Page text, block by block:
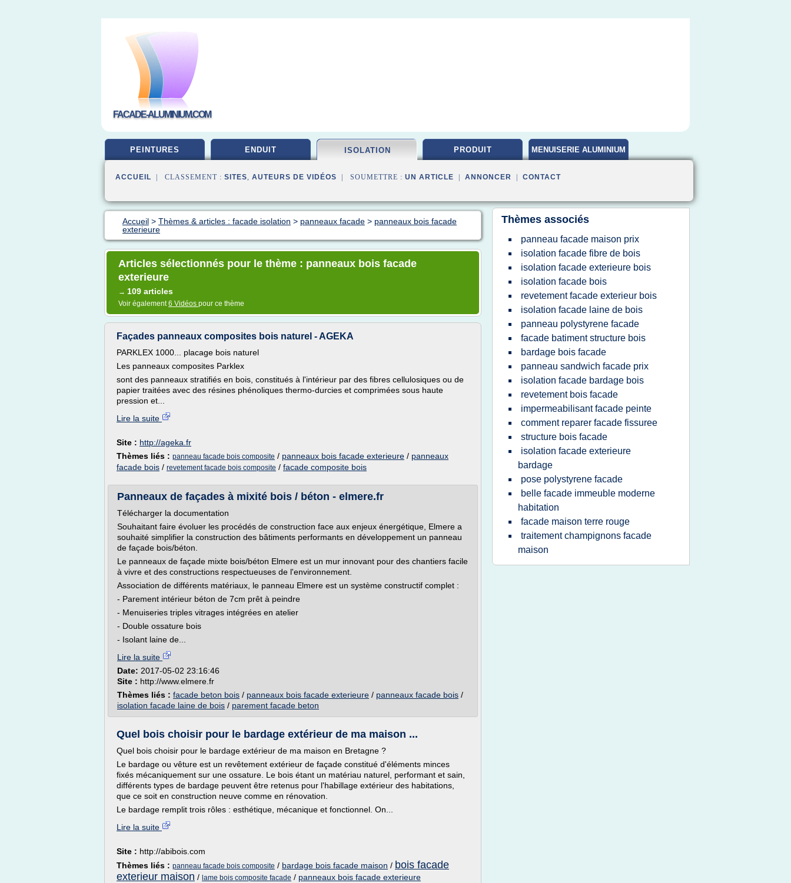
FACADE-ALUMINIUM.COM
PEINTURES ENDUIT ISOLATION PRODUIT MENUISERIE ALUMINIUM
ACCUEIL | CLASSEMENT : SITES, AUTEURS DE VIDÉOS | SOUMETTRE : UN ARTICLE ANNONCER CONTACT
Accueil > Thèmes & articles : facade isolation > panneaux facade > panneaux bois facade
exterieure
Articles sélectionnés pour le thème : panneaux bois facade
exterieure
→ 109 articles
Voir également6 Vidéos pour ce thème
Façades panneaux composites bois naturel - AGEKA
PARKLEX 1000... placage bois naturel
Les panneaux composites Parklex
sont des panneaux stratifiés en bois, constitués à l'intérieur par des fibres cellulosiques ou de
papier traitées avec des résines phénoliques thermo-durcies et comprimées sous haute
pression et...
Lire la suite
Site : http://ageka.fr
Thèmes liés : panneau facade bois composite / panneaux bois facade exterieure / panneaux
facade bois / revetement facade bois composite / facade composite bois
Panneaux de façades à mixité bois / béton - elmere.fr
Télécharger la documentation
Souhaitant faire évoluer les procédés de construction face aux enjeux énergétique, Elmere a
souhaité simplifier la construction des bâtiments performants en développement un panneau
de façade bois/béton.
Le panneaux de façade mixte bois/béton Elmere est un mur innovant pour des chantiers facile
à vivre et des constructions respectueuses de l'environnement.
Association de différents matériaux, le panneau Elmere est un système constructif complet :
- Parement intérieur béton de 7cm prêt à peindre
- Menuiseries triples vitrages intégrées en atelier
- Double ossature bois
- Isolant laine de...
Lire la suite
Date: 2017-05-02 23:16:46
Site : http://www.elmere.fr
Thèmes liés : facade beton bois / panneaux bois facade exterieure / panneaux facade bois /
isolation facade laine de bois / parement facade beton
Quel bois choisir pour le bardage extérieur de ma maison ...
Quel bois choisir pour le bardage extérieur de ma maison en Bretagne ?
Le bardage ou vêture est un revêtement extérieur de façade constitué d'éléments minces
fixés mécaniquement sur une ossature. Le bois étant un matériau naturel, performant et sain,
différents types de bardage peuvent être retenus pour l'habillage extérieur des habitations,
que ce soit en construction neuve comme en rénovation.
Le bardage remplit trois rôles : esthétique, mécanique et fonctionnel. On...
Lire la suite
Site : http://abibois.com
Thèmes liés : panneau facade bois composite / bardage bois facade maison / bois facade
exterieur maison / lame bois composite facade / panneaux bois facade exterieure
Thèmes associés
panneau facade maison prix
isolation facade fibre de bois
isolation facade exterieure bois
isolation facade bois
revetement facade exterieur bois
isolation facade laine de bois
panneau polystyrene facade
facade batiment structure bois
bardage bois facade
panneau sandwich facade prix
isolation facade bardage bois
revetement bois facade
impermeabilisant facade peinte
comment reparer facade fissuree
structure bois facade
isolation facade exterieure
bardage
pose polystyrene facade
belle facade immeuble moderne
habitation
facade maison terre rouge
traitement champignons facade
maison